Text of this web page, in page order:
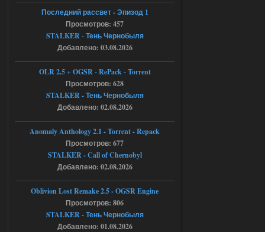
Тайна Зоны - Remaster 2026
Stalker-Mods-Clan-su
Ответить ➤
Тайна Зоны - Remaster 2026
патч я установил после
установки мода, да, ладно,
наверное вы правы придется ожидать
Ответить ➤
05.08.2026
Тайна Зоны - Remaster 2026
Stalker-Mods-Clan-su
Последний рассвет - Эпизод 1
Просмотров: 457
STALKER - Тень Чернобыля
Добавлено: 03.08.2026
OLR 2.5 + OGSR - RePack - Torrent
Просмотров: 628
STALKER - Тень Чернобыля
Добавлено: 02.08.2026
Anomaly Anthology 2.1 - Torrent - Repack
Просмотров: 677
STALKER - Call of Chernobyl
Добавлено: 02.08.2026
Oblivion Lost Remake 2.5 - OGSR Engine
Просмотров: 806
STALKER - Тень Чернобыля
Добавлено: 01.08.2026